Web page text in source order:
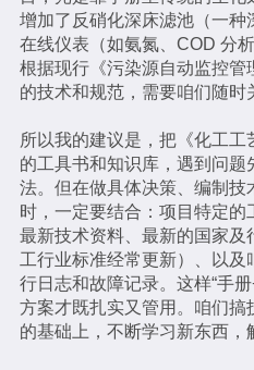
增加了反硝化深床滤池（一种
在线仪表（如氨氮、COD 分
根据现行《污染源自动监控
的技术和规范，需要咱们随时
所以我的建议是，把《化工
的工具书和知识库，遇到问
法。但在做具体决策、编制技
时，一定要结合：项目特定
最新技术资料、最新的国家及
工行业标准经常更新）、以
行日志和故障记录。这样“手
方案才既扎实又管用。咱们
的基础上，不断学习新东西，